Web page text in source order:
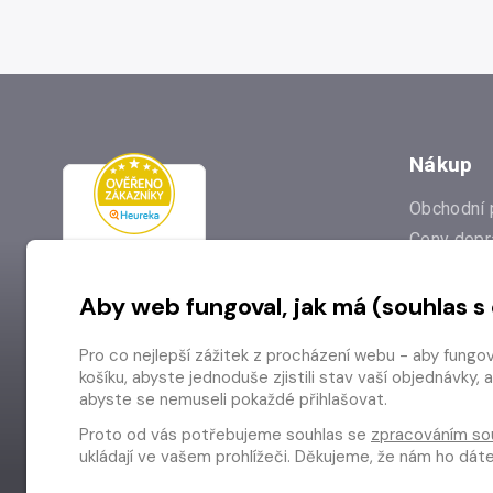
Nákup
Obchodní
Ceny
Prodejna
Aby web fungoval, jak má (souhlas
Pro co nejlepší zážitek z procházení webu - aby
košíku, abyste jednoduše zjistili stav vaší objednávky,
abyste se nemuseli pokaždé přihlašovat.
Proto od vás potřebujeme souhlas se zpracováním
ukládají ve vašem prohlížeči. Děkujeme, že nám ho